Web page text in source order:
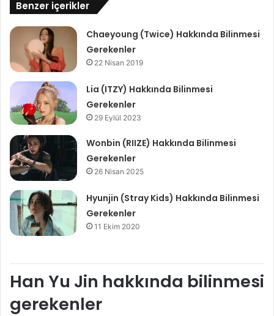
Benzer içerikler
Chaeyoung (Twice) Hakkında Bilinmesi
Gerekenler
22 Nisan 2019
Lia (ITZY) Hakkında Bilinmesi
Gerekenler
29 Eylül 2023
Wonbin (RIIZE) Hakkında Bilinmesi
Gerekenler
26 Nisan 2025
Hyunjin (Stray Kids) Hakkında Bilinmesi
Gerekenler
11 Ekim 2020
Han Yu Jin hakkında bilinmesi
gerekenler